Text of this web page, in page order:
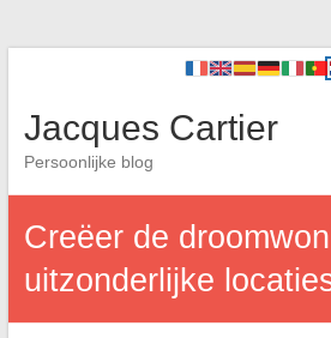
Jacques Cartier
Persoonlijke blog
Creëer de
uitzonderlijke